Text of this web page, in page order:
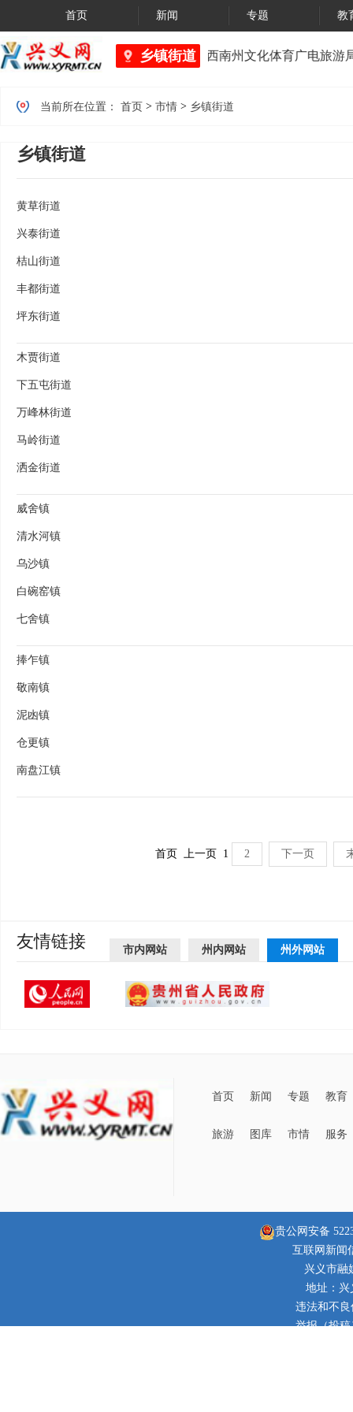
首页 新闻 专题 教
乡镇街道
黔西南州市场监督管理局 、黔西南州文化体育广电旅游
当前所在位置： 首页 > 市情 > 乡镇街道
乡镇街道
黄草街道
兴泰街道
桔山街道
丰都街道
坪东街道
木贾街道
下五屯街道
万峰林街道
马岭街道
洒金街道
威舍镇
清水河镇
乌沙镇
白碗窑镇
七舍镇
捧乍镇
敬南镇
泥凼镇
仓更镇
南盘江镇
首页 上一页 1 2 下一页
友情链接 市内网站 州内网站 州外网站
首页 新闻 专题 教育
旅游 图库 市情 服务
贵公网安备
互联网新闻
兴义市融
地址：兴
违法和不良
举报（投稿